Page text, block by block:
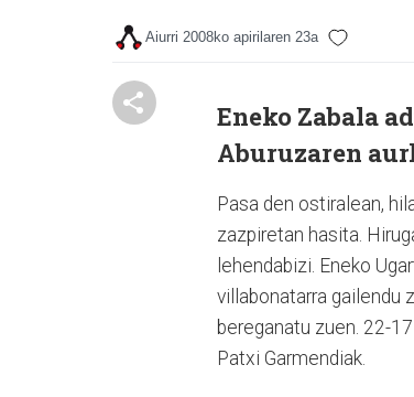
Aiurri 2008ko apirilaren 23a
Eneko Zabala
Aburuzaren
Pasa den ostiralean,
zazpiretan hasita.
lehendabizi. Eneko
villabonatarra gailendu
bereganatu zuen. 22-
Patxi Garmendiak.